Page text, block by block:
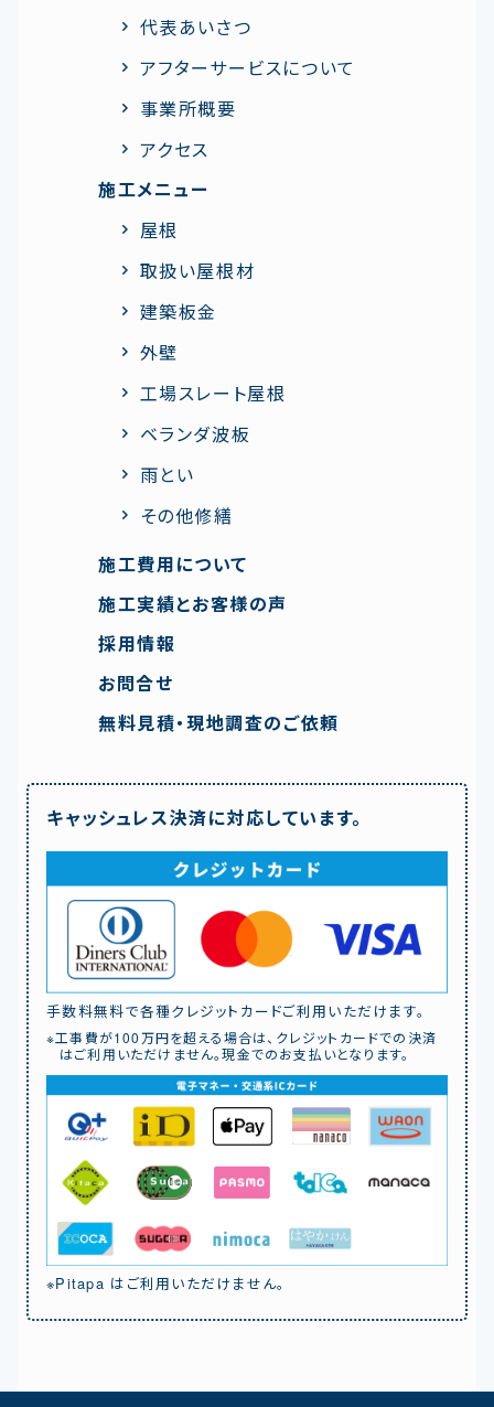
代表あいさつ
アフターサービスについて
事業所概要
アクセス
施工メニュー
屋根
取扱い屋根材
建築板金
外壁
工場スレート屋根
ベランダ波板
雨とい
その他修繕
施工費用について
施工実績とお客様の声
採用情報
お問合せ
無料見積・現地調査のご依頼
キャッシュレス決済に対応しています。
手数料無料で各種クレジットカードご利用いただけます。
※工事費が100万円を超える場合は、クレジットカードでの決済
はご利用いただけません。現金でのお支払いとなります。
※Pitapa はご利用いただけません。